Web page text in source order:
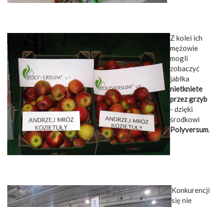
Z kolei ich
mężowie
mogli
zobaczyć
jabłka
nietkniete
przez grzyb
- dzięki
środkowi
Polyversum.
Konkurencji
się nie